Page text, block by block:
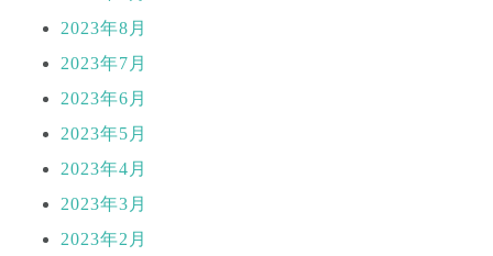
2023年8月
2023年7月
2023年6月
2023年5月
2023年4月
2023年3月
2023年2月